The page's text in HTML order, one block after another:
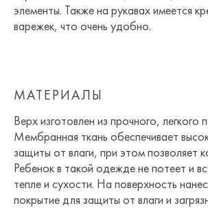
элементы. Также на рукавах имеется
варежек, что очень удобно.
МАТЕРИАЛЫ
Верх изготовлен из прочного, легкого
Мембранная ткань обеспечивает
защиты от влаги, при этом позволяет
Ребенок в такой одежде не потеет и
тепле и сухости. На поверхность
покрытие для защиты от влаги и